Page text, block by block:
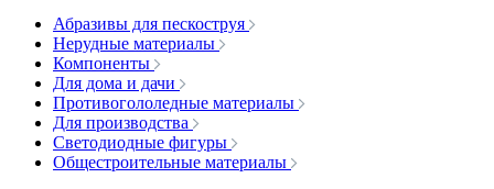
Абразивы для пескоструя
Нерудные материалы
Компоненты
Для дома и дачи
Противогололедные материалы
Для производства
Светодиодные фигуры
Общестроительные материалы